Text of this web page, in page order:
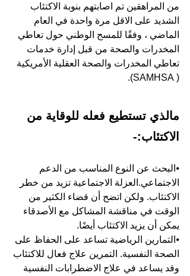
من المراهقين تم اصابتهم بنوبة الاكتئاب
الشديد على الاقل مرة واحدة في العام
الماضي ، وفقًا للمسح الوطني حول تعاطي
المخدرات والصحة من قبل إدارة خدمات
تعاطي المخدرات والصحة العقلية الأمريكية
( SAMHSA).
مالذي تستطيع فعله للوقاية من
الاكتئاب:-
⦁البحث عن النوع المناسب من الدعم
الاجتماعي.العزلة الاجتماعية تزيد من خطر
الاكتئاب. ولكن اتضح أن قضاء الكثير من
الوقت في مناقشة المشاكل مع الأصدقاء
يمكن أن يزيد الاكتئاب أيضًا.
⦁التمارين الرياضية تساعد على الحفاظ على
الصحة النفسية. التمرين علاج فعال للاكتئاب
وقد يساعد في علاج الاضطرابات النفسية